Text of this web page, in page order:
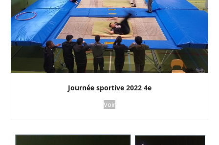
Journée sportive 2022 4e
Voir